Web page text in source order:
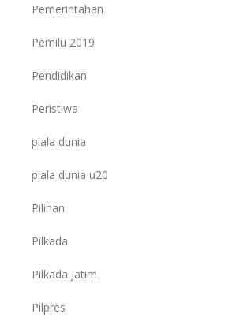
Pemerintahan
Pemilu 2019
Pendidikan
Peristiwa
piala dunia
piala dunia u20
Pilihan
Pilkada
Pilkada Jatim
Pilpres